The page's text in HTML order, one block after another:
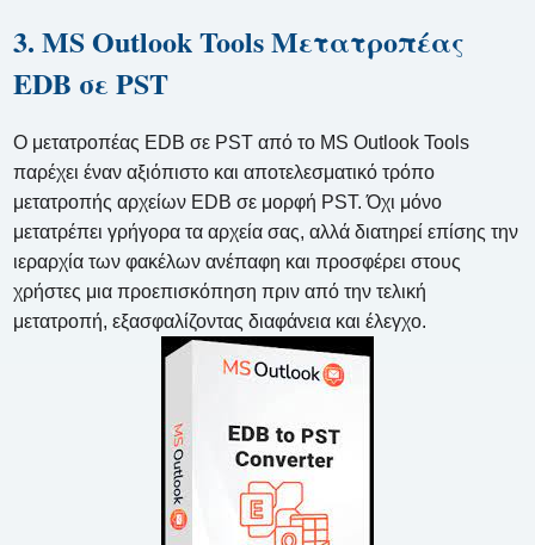
3. MS Outlook Tools Μετατροπέας
EDB σε PST
Ο μετατροπέας EDB σε PST από το MS Outlook Tools
παρέχει έναν αξιόπιστο και αποτελεσματικό τρόπο
μετατροπής αρχείων EDB σε μορφή PST. Όχι μόνο
μετατρέπει γρήγορα τα αρχεία σας, αλλά διατηρεί επίσης την
ιεραρχία των φακέλων ανέπαφη και προσφέρει στους
χρήστες μια προεπισκόπηση πριν από την τελική
μετατροπή, εξασφαλίζοντας διαφάνεια και έλεγχο.